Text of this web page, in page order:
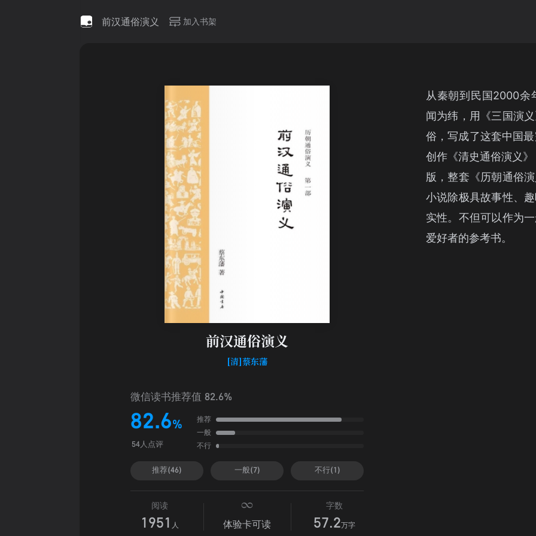
前汉通俗演义 加入书架
前汉通俗演义
[清]蔡东藩
微信读书推荐值 82.6%
82.6%
54人点评
推荐
一般
不行
推荐(46) 一般(7) 不行(1)
阅读
1951 人 体验卡可读
字数
57.2万字
从秦朝到民国2000余
闻为纬，用《三国演
俗，写成了这套中国
创作《清史通俗演义
版，整套《历朝通俗
小说除极具故事性、
实性。不但可以作为
爱好者的参考书。